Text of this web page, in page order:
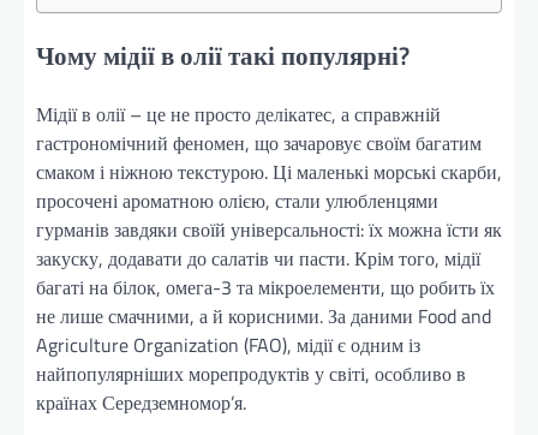
Чому мідії в олії такі популярні?
Мідії в олії – це не просто делікатес, а справжній
гастрономічний феномен, що зачаровує своїм багатим
смаком і ніжною текстурою. Ці маленькі морські скарби,
просочені ароматною олією, стали улюбленцями
гурманів завдяки своїй універсальності: їх можна їсти як
закуску, додавати до салатів чи пасти. Крім того, мідії
багаті на білок, омега-3 та мікроелементи, що робить їх
не лише смачними, а й корисними. За даними Food and
Agriculture Organization (FAO), мідії є одним із
найпопулярніших морепродуктів у світі, особливо в
країнах Середземномор’я.